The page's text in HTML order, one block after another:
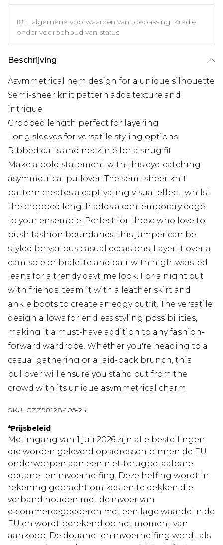
18+, algemene voorwaarden van toepassing. Krediet
onder voorbehoud van status
Beschrijving
Asymmetrical hem design for a unique silhouette
Semi-sheer knit pattern adds texture and
intrigue
Cropped length perfect for layering
Long sleeves for versatile styling options
Ribbed cuffs and neckline for a snug fit
Make a bold statement with this eye-catching
asymmetrical pullover. The semi-sheer knit
pattern creates a captivating visual effect, whilst
the cropped length adds a contemporary edge
to your ensemble. Perfect for those who love to
push fashion boundaries, this jumper can be
styled for various casual occasions. Layer it over a
camisole or bralette and pair with high-waisted
jeans for a trendy daytime look. For a night out
with friends, team it with a leather skirt and
ankle boots to create an edgy outfit. The versatile
design allows for endless styling possibilities,
making it a must-have addition to any fashion-
forward wardrobe. Whether you're heading to a
casual gathering or a laid-back brunch, this
pullover will ensure you stand out from the
crowd with its unique asymmetrical charm.
SKU: GZZ98128-105-24
*Prijsbeleid
Met ingang van 1 juli 2026 zijn alle bestellingen
die worden geleverd op adressen binnen de EU
onderworpen aan een niet‑terugbetaalbare
douane- en invoerheffing. Deze heffing wordt in
rekening gebracht om kosten te dekken die
verband houden met de invoer van
e‑commercegoederen met een lage waarde in de
EU en wordt berekend op het moment van
aankoop. De douane- en invoerheffing wordt als